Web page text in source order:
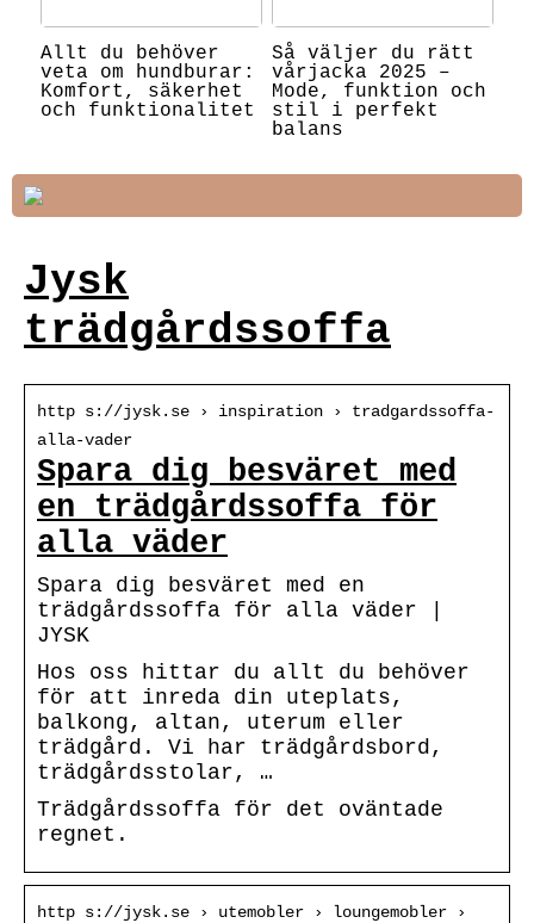
Allt du behöver
veta om hundburar:
Komfort, säkerhet
och funktionalitet
Så väljer du rätt
vårjacka 2025 –
Mode, funktion och
stil i perfekt
balans
Jysk
trädgårdssoffa
http s://jysk.se › inspiration › tradgardssoffa-
alla-vader
Spara dig besväret med
en trädgårdssoffa för
alla väder
Spara dig besväret med en
trädgårdssoffa för alla väder |
JYSK
Hos oss hittar du allt du behöver
för att inreda din uteplats,
balkong, altan, uterum eller
trädgård. Vi har trädgårdsbord,
trädgårdsstolar, …
Trädgårdssoffa för det oväntade
regnet.
http s://jysk.se › utemobler › loungemobler ›